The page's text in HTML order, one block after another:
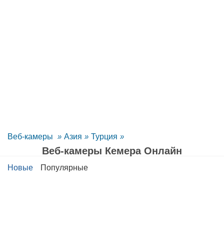
Веб-камеры » Азия » Турция »
Веб-камеры Кемера Oнлайн
Новые Популярные